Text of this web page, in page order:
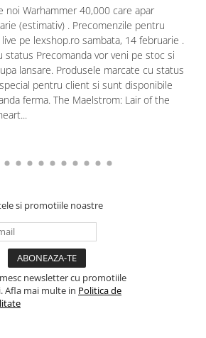
noi Warhammer 40,000 care apar
(estimativ) . Precomenzile pentru
pe lexshop.ro sambata, 14 februarie .
status Precomanda vor veni pe stoc si
lansare. Produsele marcate cu status
pentru client si sunt disponibile
ferma. The Maelstrom: Lair of the
si promotiile noastre
newsletter cu promotiile
Afla mai multe in Politica de